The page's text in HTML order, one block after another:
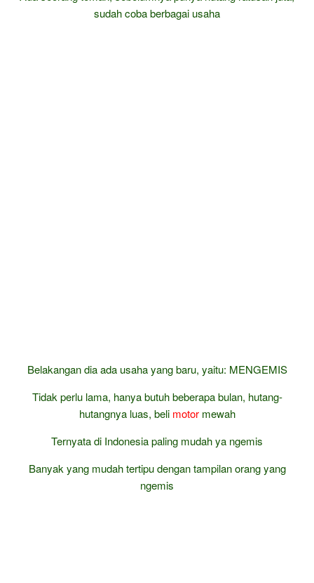
sudah coba berbagai usaha
Belakangan dia ada usaha yang baru, yaitu: MENGEMIS
Tidak perlu lama, hanya butuh beberapa bulan, hutang-
hutangnya luas, beli motormewah
Ternyata di Indonesia paling mudah ya ngemis
Banyak yang mudah tertipu dengan tampilan orang yang
ngemis